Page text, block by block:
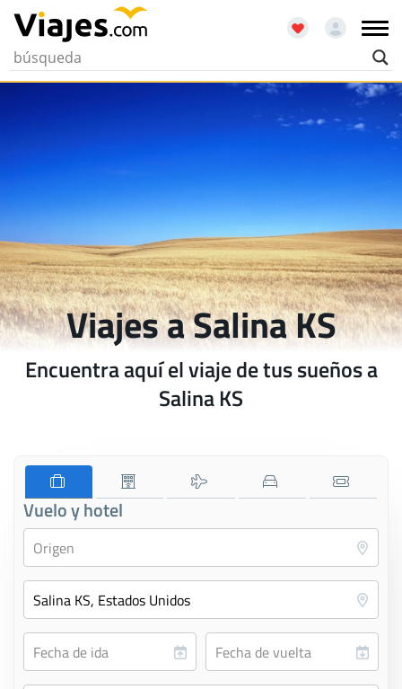
Viajes a Salina KS
Encuentra aquí el viaje de tus sueños a
Salina KS
Vuelo y hotel